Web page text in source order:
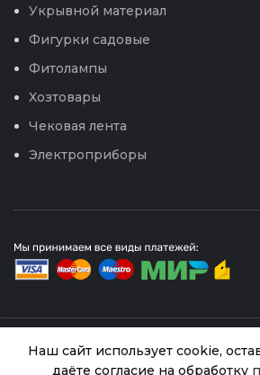
Укрывной материал
Фигурки садовые
Фитолампы
Хозтовары
Чековая лента
Электроприборы
© 2026
Интернет магазин Успех.
Александрович
Наш сайт использует cookie,
даёте согласие на обработку